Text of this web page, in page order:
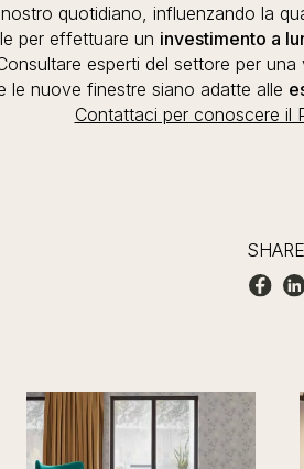
quotidiano, influenzando la
per effettuare un investimento a
esperti del settore per
le nuove finestre siano adatte alle
Contattaci per conoscere il